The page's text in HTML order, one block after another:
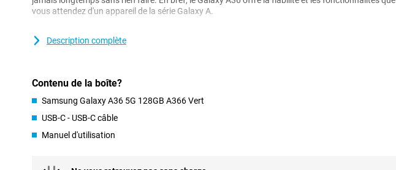
vous attendez d'un appareil de la série Galaxy A.
Ecran AMOLED
rend chaque mouvement fluide, ce qui rend le défilement et les jeux très agréables.
Grâce à l'écran Infinity O, vous utilisez la quasi-totalité de la surface de l'écran, sans bordures ni
affichage optimal.
Description complète
Contenu de la boîte?
Samsung Galaxy A36 5G 128GB A366 Vert
USB-C - USB-C câble
Manuel d'utilisation